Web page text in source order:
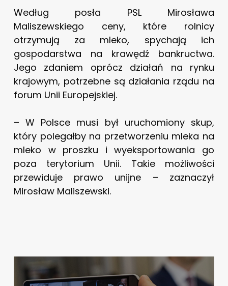
Według posła PSL Mirosława
Maliszewskiego ceny, które rolnicy
otrzymują za mleko, spychają ich
gospodarstwa na krawędź bankructwa.
Jego zdaniem oprócz działań na rynku
krajowym, potrzebne są działania rządu na
forum Unii Europejskiej.
– W Polsce musi był uruchomiony skup,
który polegałby na przetworzeniu mleka na
mleko w proszku i wyeksportowania go
poza terytorium Unii. Takie możliwości
przewiduje prawo unijne – zaznaczył
Mirosław Maliszewski.